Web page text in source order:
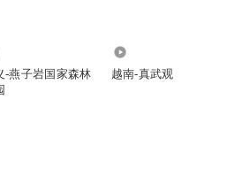
-燕子岩国家森林
越南-真武观